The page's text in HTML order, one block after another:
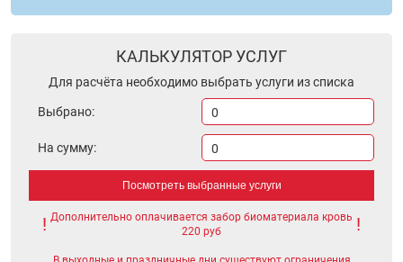
КАЛЬКУЛЯТОР УСЛУГ
Для расчёта необходимо выбрать услуги из списка
Выбрано: 0
На сумму: 0
Посмотреть выбранные услуги
Дополнительно оплачивается забор биоматериала кровь
220 руб